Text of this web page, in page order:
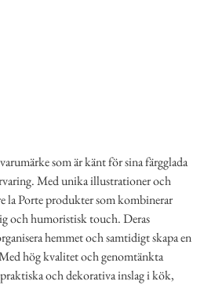
som är känt för sina färgglada
Med unika illustrationer och
la Porte produkter som kombinerar
och humoristisk touch. Deras
hemmet och samtidigt skapa en
hög kvalitet och genomtänkta
och dekorativa inslag i kök,